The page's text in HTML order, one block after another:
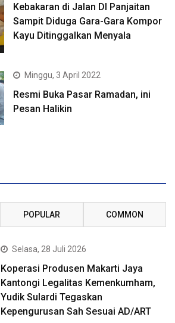
Kebakaran di Jalan DI Panjaitan
Sampit Diduga Gara-Gara Kompor
Kayu Ditinggalkan Menyala
Minggu, 3 April 2022
Resmi Buka Pasar Ramadan, ini
Pesan Halikin
POPULAR COMMON
Selasa, 28 Juli 2026
Koperasi Produsen Makarti Jaya
Kantongi Legalitas Kemenkumham,
Yudik Sulardi Tegaskan
Kepengurusan Sah Sesuai AD/ART